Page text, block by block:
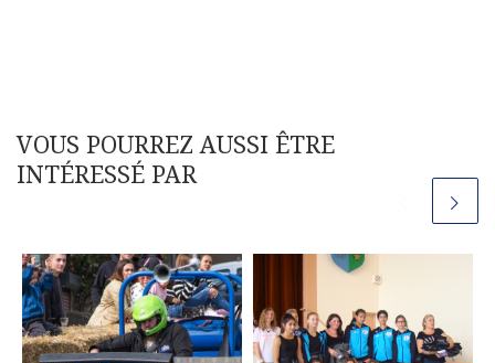
VOUS POURREZ AUSSI ÊTRE
INTÉRESSÉ PAR